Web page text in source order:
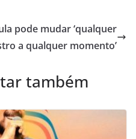
pode mudar ‘qualquer
a qualquer momento’
também